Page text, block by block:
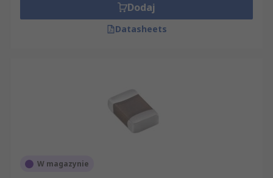
Dodaj
Datasheets
W magazynie